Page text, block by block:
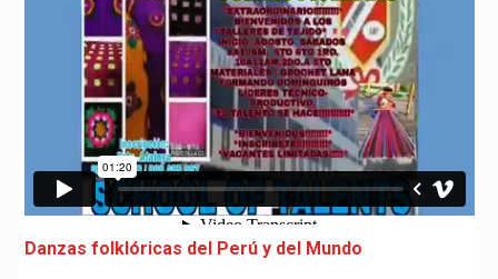
Danzas folklóricas del Perú y del Mundo